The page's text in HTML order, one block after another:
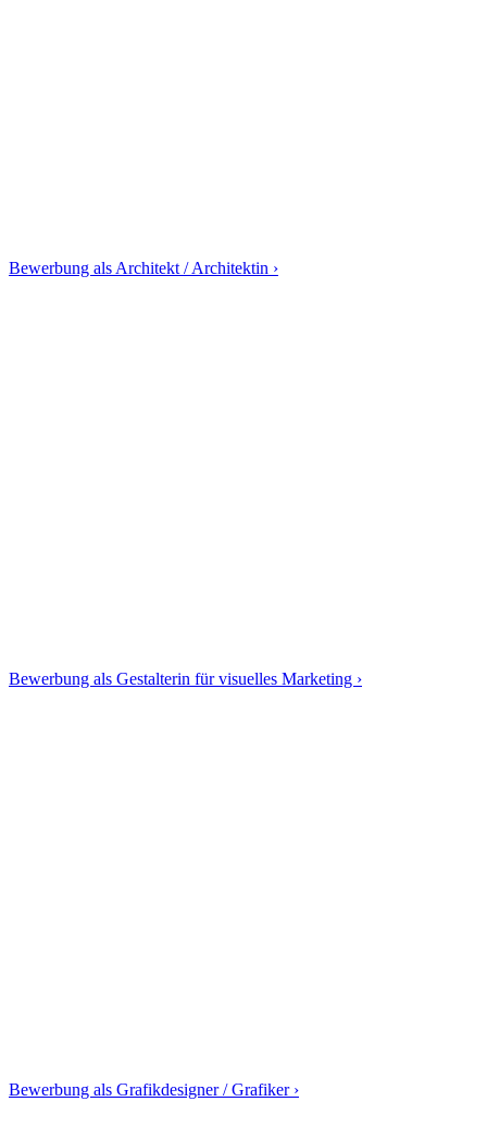
Bewerbung als Architekt / Architektin ›
Bewerbung als Gestalterin für visuelles Marketing ›
Bewerbung als Grafikdesigner / Grafiker ›